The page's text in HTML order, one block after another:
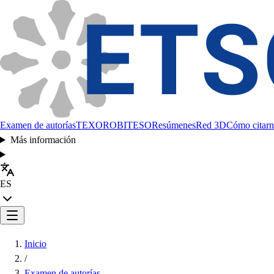
Examen de autoríasTEXOROBITESOResúmenesRed 3DCómo
Más información
ES
Inicio
/